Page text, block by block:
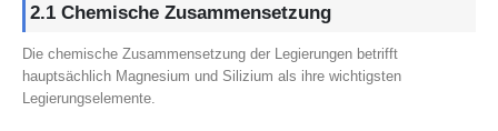
2.1 Chemische Zusammensetzung
Die chemische Zusammensetzung der Legierungen betrifft
hauptsächlich Magnesium und Silizium als ihre wichtigsten
Legierungselemente.